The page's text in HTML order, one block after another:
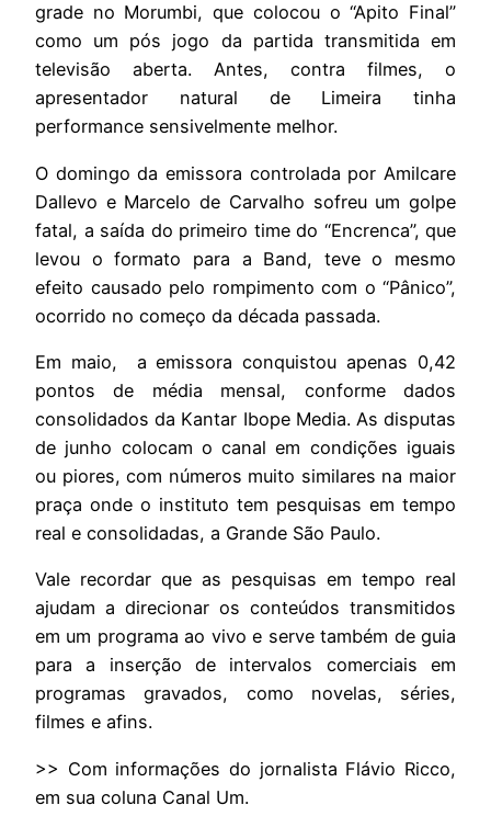
grade no Morumbi, que colocou o “Apito Final”
como um pós jogo da partida transmitida em
televisão aberta. Antes, contra filmes, o
apresentador natural de Limeira tinha
performance sensivelmente melhor.
O domingo da emissora controlada por Amilcare
Dallevo e Marcelo de Carvalho sofreu um golpe
fatal, a saída do primeiro time do “Encrenca”, que
levou o formato para a Band, teve o mesmo
efeito causado pelo rompimento com o “Pânico”,
ocorrido no começo da década passada.
Em maio, a emissora conquistou apenas 0,42
pontos de média mensal, conforme dados
consolidados da Kantar Ibope Media. As disputas
de junho colocam o canal em condições iguais
ou piores, com números muito similares na maior
praça onde o instituto tem pesquisas em tempo
real e consolidadas, a Grande São Paulo.
Vale recordar que as pesquisas em tempo real
ajudam a direcionar os conteúdos transmitidos
em um programa ao vivo e serve também de guia
para a inserção de intervalos comerciais em
programas gravados, como novelas, séries,
filmes e afins.
>> Com informações do jornalista Flávio Ricco,
em sua coluna Canal Um.